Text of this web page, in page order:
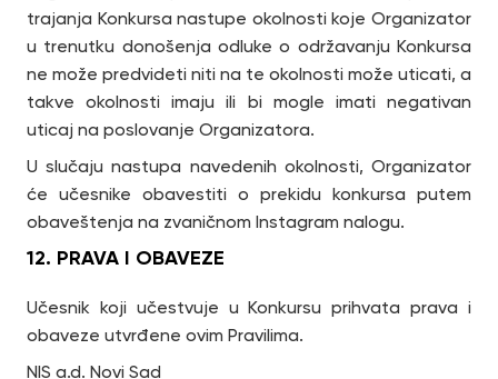
trajanja Konkursa nastupe okolnosti koje Organizator
u trenutku donošenja odluke o održavanju Konkursa
ne može predvideti niti na te okolnosti može uticati, a
takve okolnosti imaju ili bi mogle imati negativan
uticaj na poslovanje Organizatora.
U slučaju nastupa navedenih okolnosti, Organizator
će učesnike obavestiti o prekidu konkursa putem
obaveštenja na zvaničnom Instagram nalogu.
12. PRAVA I OBAVEZE
Učesnik koji učestvuje u Konkursu prihvata prava i
obaveze utvrđene ovim Pravilima.
NIS a.d. Novi Sad